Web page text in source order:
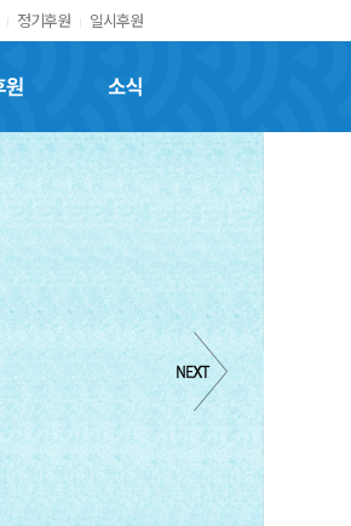
정기후원 일시후원
소식